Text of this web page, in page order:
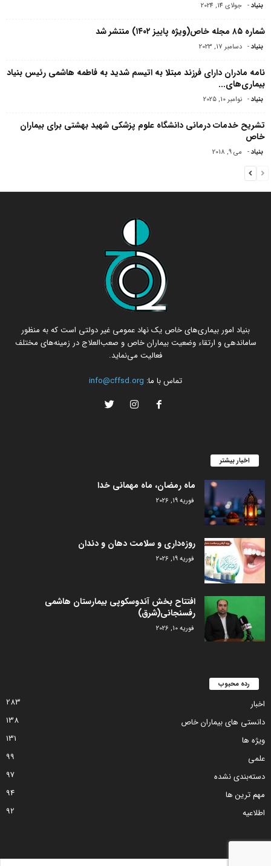
بنیاد- جولای 14, 2024
شماره ۸۵ مجله خاص(ویژه پاییز ۱۴۰۲) منتشر شد
بنیاد- دسامبر 17, 2023
نامه مادران دارای فرزند مبتلا به اتیسم شدید به فاطمه هاشمی رئیس بنیاد
بیماری‌های...
بنیاد- نوامبر 10, 2025
تشریح خدمات درمانی دانشگاه علوم پزشکی شهید بهشتی برای بیماران
خاص
بنیاد- می 9, 2018
بنیاد امور بیماری‌های خاص یک نهاد عمومی غیر دولتی است که به منظور
ساماندهی و ارتقاء وضعیت بیماران خاص و صعب‌العلاج در زمینه‌های مختلف
فعالیت می‌نماید.
تماس با ما: info@cffsd.org
اخبار بیشتر
ماه رمضان، ماه مهمانی خدا
فوریه 19, 2026
روزه‌داری و سلامت دهان و دندان
فوریه 19, 2026
افتتاح بخش آندوسکوپی بیمارستان هاشمی
رفسنجانی(شرق)
فوریه 10, 2026
رده محبوب
اخبار
283
دانستی های بیماران خاص
138
ویژه ها
131
علمی
99
دسته‌بندی نشده
97
مهم ترین ها
94
اطلاعیه
92